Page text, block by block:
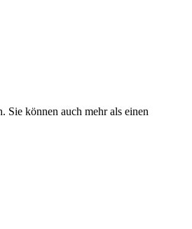
Sie können auch mehr als einen